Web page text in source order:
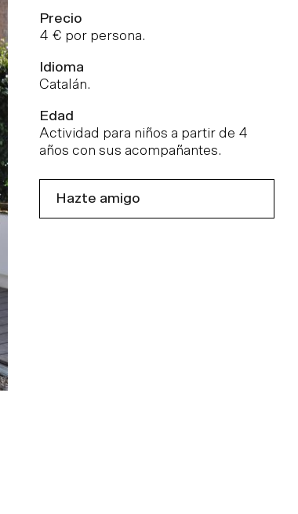
Precio
4 € por persona.
Idioma
Catalán.
Edad
Actividad para niños a partir de 4
años con sus acompañantes.
Hazte amigo